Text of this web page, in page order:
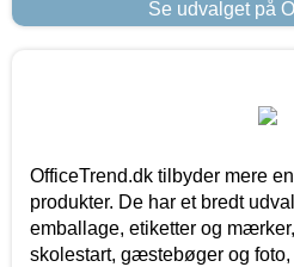
Se udvalget på
OfficeTrend.dk tilbyder mere
produkter. De har et bredt
emballage, etiketter og
skolestart, gæstebøger og